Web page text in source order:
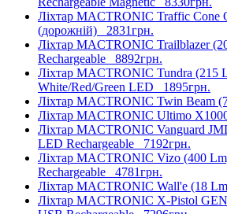
Ліхтар MACTRONIC Traffic Cone
(дорожній) 2831грн.
Ліхтар MACTRONIC Trailblazer
Rechargeable 8892грн.
Ліхтар MACTRONIC Tundra (215
White/Red/Green LED 1895грн.
Ліхтар MACTRONIC Twin Beam
Ліхтар MACTRONIC Ultimo
Ліхтар MACTRONIC Vanguard
LED Rechargeable 7192грн.
Ліхтар MACTRONIC Vizo (400
Rechargeable 4781грн.
Ліхтар MACTRONIC Wall'e (18
Ліхтар MACTRONIC X-Pistol